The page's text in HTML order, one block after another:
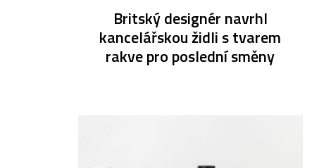
Britský designér navrhl
kancelářskou židli s tvarem
rakve pro poslední směny